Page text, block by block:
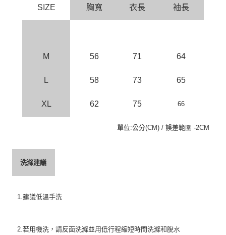
SIZE 胸寬 衣長 袖長
M 56 71 64
L 58 73 65
XL 62 75 66
單位:公分(CM) / 誤差範圍 -2CM
洗滌建議
1.建議低溫手洗
2.若用機洗，請反面洗滌並用低行程縮短時間洗滌和脫水